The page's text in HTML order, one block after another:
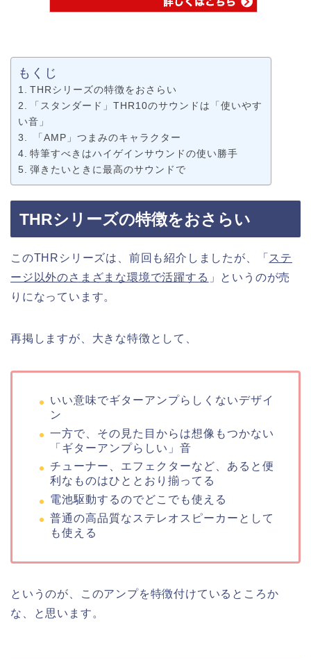
もくじ
THRシリーズの特徴をおさらい
「スタンダード」THR10のサウンドは「使いやす
い音」
「AMP」つまみのキャラクター
特筆すべきはハイゲインサウンドの使い勝手
弾きたいときに最高のサウンドで
THRシリーズの特徴をおさらい
このTHRシリーズは、前回も紹介しましたが、「 ステ
ージ以外のさまざまな環境で活躍する 」というのが売
りになっています。
再掲しますが、大きな特徴として、
いい意味でギターアンプらしくないデザイ
ン
一方で、その見た目からは想像もつかない
「ギターアンプらしい」音
チューナー、エフェクターなど、あると便
利なものはひととおり揃ってる
電池駆動するのでどこでも使える
普通の高品質なステレオスピーカーとして
も使える
というのが、このアンプを特徴付けているところか
な、と思います。